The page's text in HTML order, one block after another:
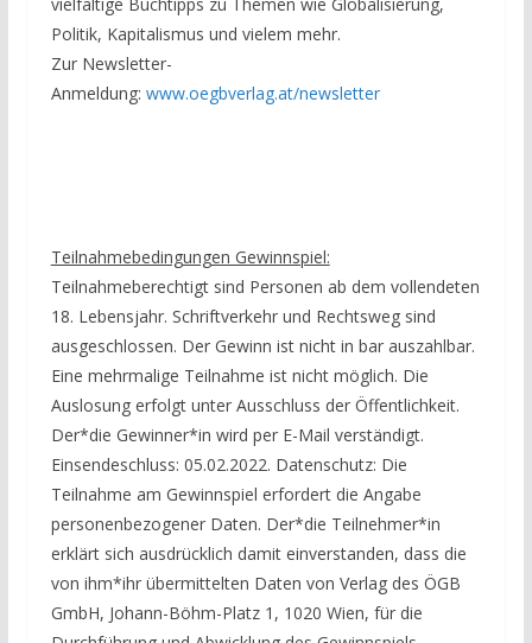
Politik, Kapitalismus und vielem mehr.
Zur Newsletter-
Anmeldung: www.oegbverlag.at/newsletter
Teilnahmebedingungen Gewinnspiel:
Teilnahmeberechtigt sind Personen ab dem vollendeten
18. Lebensjahr. Schriftverkehr und Rechtsweg sind
ausgeschlossen. Der Gewinn ist nicht in bar auszahlbar.
Eine mehrmalige Teilnahme ist nicht möglich. Die
Auslosung erfolgt unter Ausschluss der Öffentlichkeit.
Der*die Gewinner*in wird per E-Mail verständigt.
Einsendeschluss: 05.02.2022. Datenschutz: Die
Teilnahme am Gewinnspiel erfordert die Angabe
personenbezogener Daten. Der*die Teilnehmer*in
erklärt sich ausdrücklich damit einverstanden, dass die
von ihm*ihr übermittelten Daten von Verlag des ÖGB
GmbH, Johann-Böhm-Platz 1, 1020 Wien, für die